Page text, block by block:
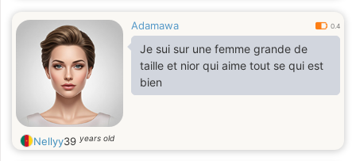
Adamawa 0.4
Je sui sur une femme grande de
taille et nior qui aime tout se qui est
bien
Nellyy39 years old